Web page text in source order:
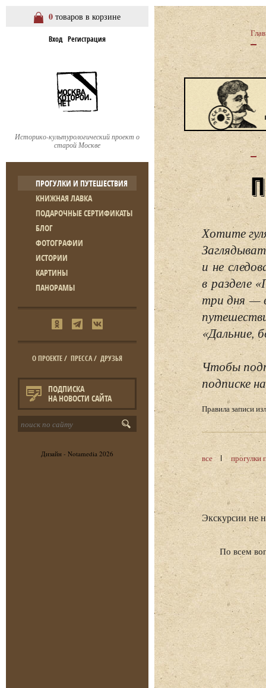
0 товаров в корзине
Вход Регистрация
Историко-культурологический проект о
старой Москве
ПРОГУЛКИ И ПУТЕШЕСТВИЯ
КНИЖНАЯ ЛАВКА
ПОДАРОЧНЫЕ СЕРТИФИКАТЫ
БЛОГ
ФОТОГРАФИИ
ИСТОРИИ
КАРТИНЫ
ПАНОРАМЫ
О ПРОЕКТЕ/ ПРЕССА/ ДРУЗЬЯ
ПОДПИСКА
НА НОВОСТИ САЙТА
Дизайн - Notamedia 2026
Хотите
и не
в разделе
три дня —
«Дальние,
Чтобы
подписке
Правила записи
все прогулки
Экскурсии не
По всем